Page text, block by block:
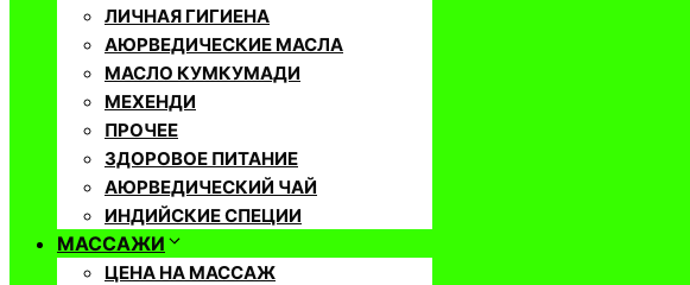
ЛИЧНАЯ ГИГИЕНА
АЮРВЕДИЧЕСКИЕ МАСЛА
МАСЛО КУМКУМАДИ
МЕХЕНДИ
ПРОЧЕЕ
ЗДОРОВОЕ ПИТАНИЕ
АЮРВЕДИЧЕСКИЙ ЧАЙ
ИНДИЙСКИЕ СПЕЦИИ
МАССАЖИ
ЦЕНА НА МАССАЖ